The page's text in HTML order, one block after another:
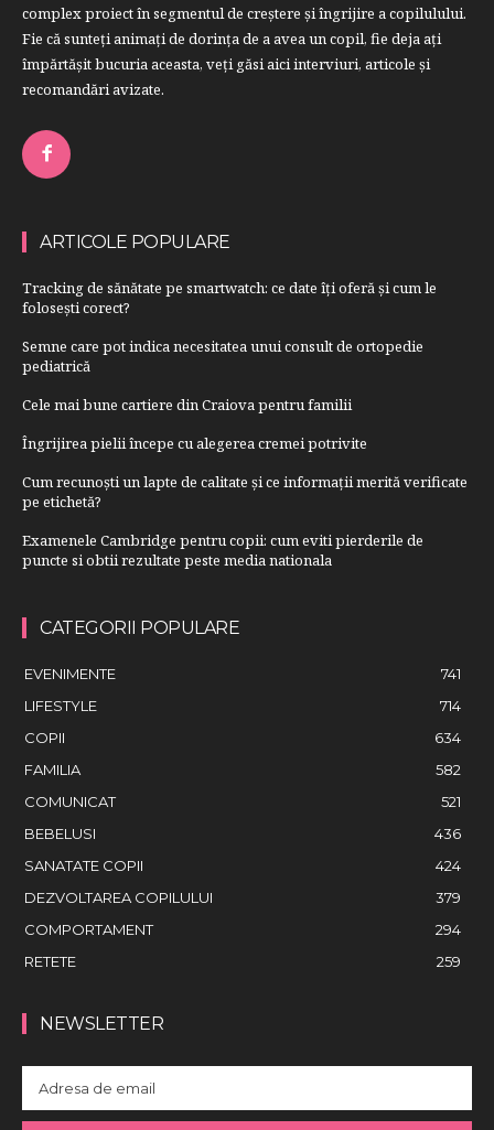
complex proiect în segmentul de creştere şi îngrijire a copilulului.
Fie că sunteţi animaţi de dorinţa de a avea un copil, fie deja aţi
împărtăşit bucuria aceasta, veți găsi aici interviuri, articole şi
recomandări avizate.
ARTICOLE POPULARE
Tracking de sănătate pe smartwatch: ce date îți oferă și cum le
folosești corect?
Semne care pot indica necesitatea unui consult de ortopedie
pediatrică
Cele mai bune cartiere din Craiova pentru familii
Îngrijirea pielii începe cu alegerea cremei potrivite
Cum recunoști un lapte de calitate și ce informații merită verificate
pe etichetă?
Examenele Cambridge pentru copii: cum eviti pierderile de
puncte si obtii rezultate peste media nationala
CATEGORII POPULARE
EVENIMENTE
741
LIFESTYLE
714
COPII
634
FAMILIA
582
COMUNICAT
521
BEBELUSI
436
SANATATE COPII
424
DEZVOLTAREA COPILULUI
379
COMPORTAMENT
294
RETETE
259
NEWSLETTER